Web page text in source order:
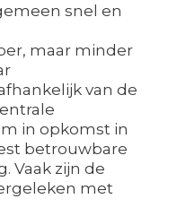
snel en
maar minder
van de
in opkomst in
betrouwbare
Vaak zijn de
met